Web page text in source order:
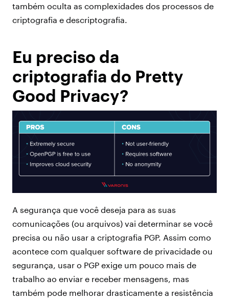
também oculta as complexidades dos processos de
criptografia e descriptografia.
Eu preciso da
criptografia do Pretty
Good Privacy?
A segurança que você deseja para as suas
comunicações (ou arquivos) vai determinar se você
precisa ou não usar a criptografia PGP. Assim como
acontece com qualquer software de privacidade ou
segurança, usar o PGP exige um pouco mais de
trabalho ao enviar e receber mensagens, mas
também pode melhorar drasticamente a resistência